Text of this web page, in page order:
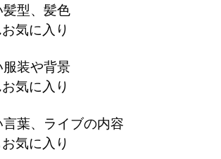
型、髪色
気に入り
装や背景
気に入り
葉、ライブの内容
気に入り